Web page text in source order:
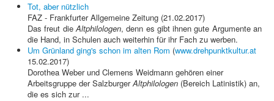
Tot, aber nützlich
FAZ - Frankfurter Allgemeine Zeitung (21.02.2017)
Das freut dieAltphilologen, denn es gibt ihnen gute Argumente an
die Hand, in Schulen auch weiterhin für ihr Fach zu werben.
Um Grünland ging's schon im alten Rom (www.drehpunktkultur.at
15.02.2017)
Dorothea Weber und Clemens Weidmann gehören einer
Arbeitsgruppe der SalzburgerAltphilologen (Bereich Latinistik) an,
die es sich zur ...